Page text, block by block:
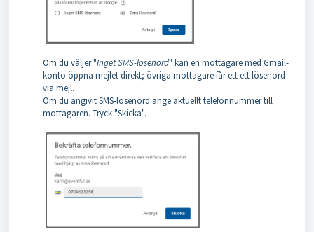
Om du väljer "Inget SMS-lösenord" kan en mottagare med Gmail-
konto öppna mejlet direkt; övriga mottagare får ett ett lösenord
via mejl.
Om du angivit SMS-lösenord ange aktuellt telefonnummer till
mottagaren. Tryck "Skicka".